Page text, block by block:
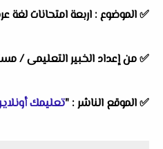
✅الموضوع : اربعة امتحانات لغة
✅من إعداد الخبير التعليمى /
✅الموقع الناشر : "تعليمك